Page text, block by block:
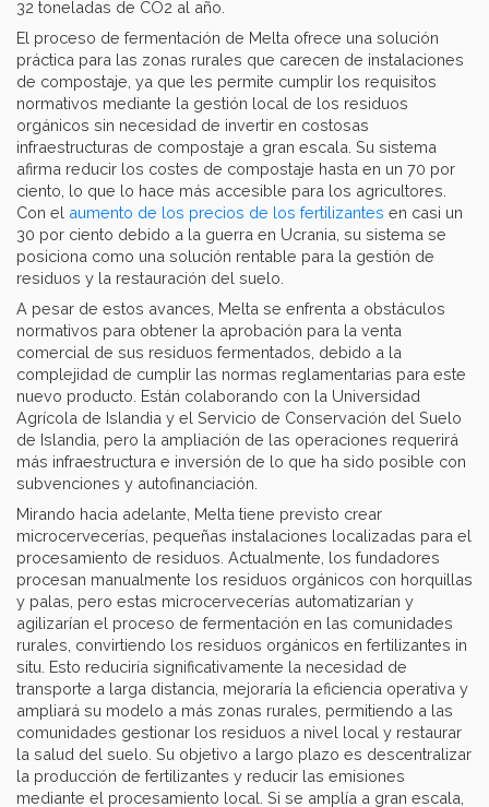
32 toneladas de CO2 al año.
El proceso de fermentación de Melta ofrece una solución
práctica para las zonas rurales que carecen de instalaciones
de compostaje, ya que les permite cumplir los requisitos
normativos mediante la gestión local de los residuos
orgánicos sin necesidad de invertir en costosas
infraestructuras de compostaje a gran escala. Su sistema
afirma reducir los costes de compostaje hasta en un 70 por
ciento, lo que lo hace más accesible para los agricultores.
Con el aumento de los precios de los fertilizantes en casi un
30 por ciento debido a la guerra en Ucrania, su sistema se
posiciona como una solución rentable para la gestión de
residuos y la restauración del suelo.
A pesar de estos avances, Melta se enfrenta a obstáculos
normativos para obtener la aprobación para la venta
comercial de sus residuos fermentados, debido a la
complejidad de cumplir las normas reglamentarias para este
nuevo producto. Están colaborando con la Universidad
Agrícola de Islandia y el Servicio de Conservación del Suelo
de Islandia, pero la ampliación de las operaciones requerirá
más infraestructura e inversión de lo que ha sido posible con
subvenciones y autofinanciación.
Mirando hacia adelante, Melta tiene previsto crear
microcervecerías, pequeñas instalaciones localizadas para el
procesamiento de residuos. Actualmente, los fundadores
procesan manualmente los residuos orgánicos con horquillas
y palas, pero estas microcervecerías automatizarían y
agilizarían el proceso de fermentación en las comunidades
rurales, convirtiendo los residuos orgánicos en fertilizantes in
situ. Esto reduciría significativamente la necesidad de
transporte a larga distancia, mejoraría la eficiencia operativa y
ampliará su modelo a más zonas rurales, permitiendo a las
comunidades gestionar los residuos a nivel local y restaurar
la salud del suelo. Su objetivo a largo plazo es descentralizar
la producción de fertilizantes y reducir las emisiones
mediante el procesamiento local. Si se amplía a gran escala,